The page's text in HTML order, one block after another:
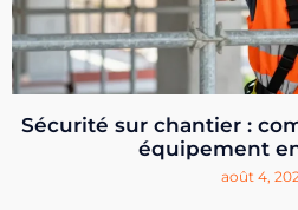
Sécurité sur chantier :
équipement
août 4,